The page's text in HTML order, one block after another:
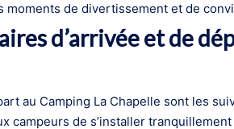
moments de divertissement et de
d’arrivée et de
au Camping La Chapelle sont les
campeurs de s’installer